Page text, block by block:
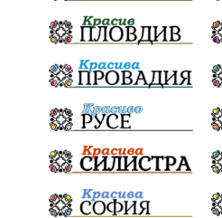
Живи свидетели на
БрашноСтоименов
БългарскоКачество
Асфалт ВСС
ПолитическиНатиск